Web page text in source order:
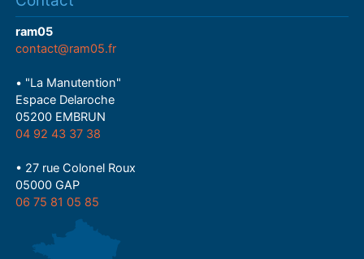
ram05
contact@ram05.fr
• "La Manutention"
Espace Delaroche
05200 EMBRUN
04 92 43 37 38
• 27 rue Colonel Roux
05000 GAP
06 75 81 05 85